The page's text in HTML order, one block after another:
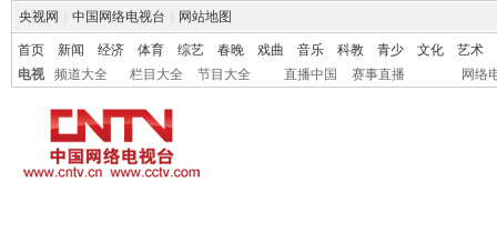
央视网 中国网络电视台 网站地图
首页 新闻 经济 体育 综艺 春晚 戏曲 音乐 科教 青少 文化
艺术
电视
频道大全 栏目大全 节目大全 直播中国 赛事直播 网络